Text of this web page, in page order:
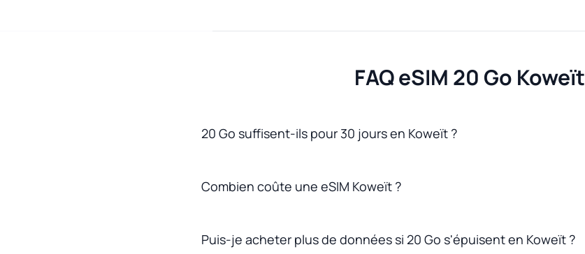
FAQ eSIM 20 Go Koweït
20 Go suffisent-ils pour 30 jours en Koweït ?
Combien coûte une eSIM Koweït ?
Puis-je acheter plus de données si 20 Go s'épuisent en Koweït ?